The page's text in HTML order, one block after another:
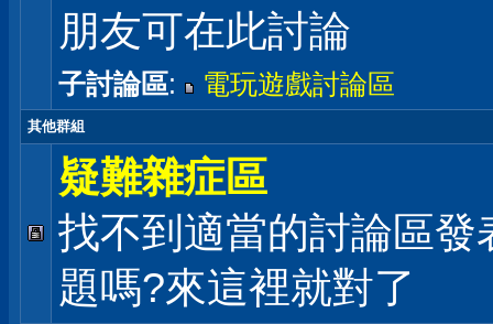
朋友可在此討論
子討論區: 電玩遊戲討論區
其他群組
疑難雜症區
找不到適當的討論區發
題嗎?來這裡就對了